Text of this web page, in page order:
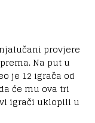
provjere
Na put u
je 12 igrača od
će mu ova tri
igrači uklopili u